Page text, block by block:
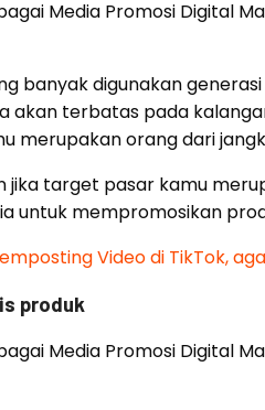
banyak digunakan generasi
terbatas pada
merupakan orang dari
jika target pasar kamu
untuk mempromosikan
Video di TikTok,
produk